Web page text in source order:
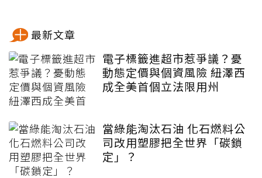
最新文章
電子標籤進超市惹爭議？憂
動態定價與個資風險 紐澤西
成全美首個立法限用州
當綠能淘汰石油 化石燃料公
司改用塑膠把全世界「碳鎖
定」？